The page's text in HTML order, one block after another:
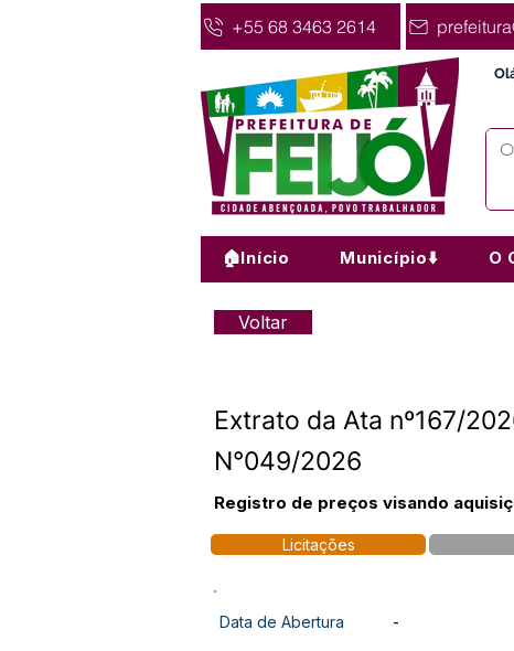
+55 68 3463 2614
🏠Início Município⬇️ O
Voltar
Extrato da Ata nº167/
N°049/2026
Registro de preços visando
Licitações
Data de Abertura -